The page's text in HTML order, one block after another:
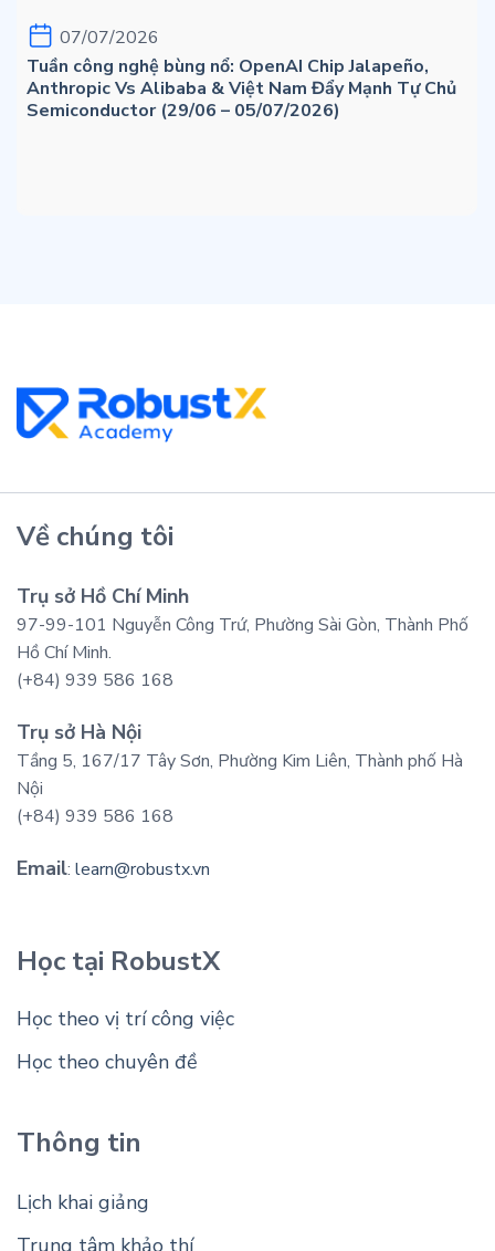
07/07/2026
Tuần công nghệ bùng nổ: OpenAI Chip Jalapeño,
Anthropic Vs Alibaba & Việt Nam Đẩy Mạnh Tự Chủ
Semiconductor (29/06 – 05/07/2026)
Về chúng tôi
Trụ sở Hồ Chí Minh
97-99-101 Nguyễn Công Trứ, Phường Sài Gòn, Thành Phố
Hồ Chí Minh.
(+84) 939 586 168
Trụ sở Hà Nội
Tầng 5, 167/17 Tây Sơn, Phường Kim Liên, Thành phố Hà
Nội
(+84) 939 586 168
Email: learn@robustx.vn
Học tại RobustX
Học theo vị trí công việc
Học theo chuyên đề
Thông tin
Lịch khai giảng
Trung tâm khảo thí